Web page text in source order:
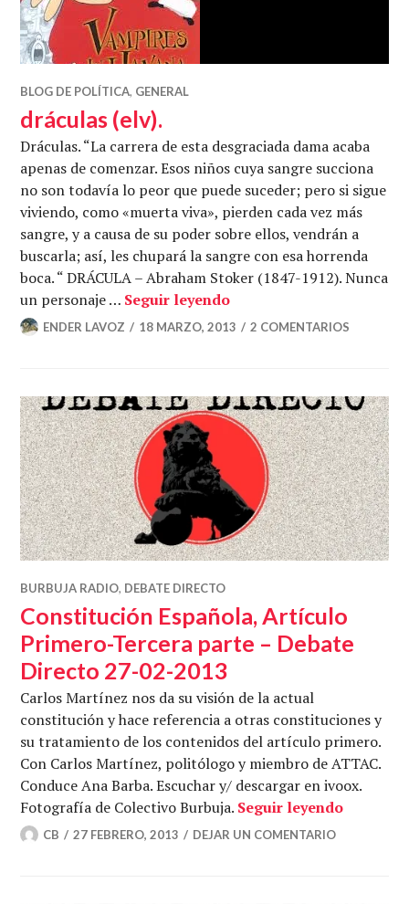
BLOG DE POLÍTICA, GENERAL
dráculas (elv).
Dráculas. “La carrera de esta desgraciada dama acaba
apenas de comenzar. Esos niños cuya sangre succiona
no son todavía lo peor que puede suceder; pero si sigue
viviendo, como «muerta viva», pierden cada vez más
sangre, y a causa de su poder sobre ellos, vendrán a
buscarla; así, les chupará la sangre con esa horrenda
boca. “ DRÁCULA – Abraham Stoker (1847-1912). Nunca
un personaje … Seguir leyendodráculas (elv).
ENDER LAVOZ 18 MARZO, 2013 2 COMENTARIOS
BURBUJA RADIO, DEBATE DIRECTO
Constitución Española, Artículo
Primero-Tercera parte – Debate
Directo 27-02-2013
Carlos Martínez nos da su visión de la actual
constitución y hace referencia a otras constituciones y
su tratamiento de los contenidos del artículo primero.
Con Carlos Martínez, politólogo y miembro de ATTAC.
Conduce Ana Barba. Escuchar y/ descargar en ivoox.
Fotografía de Colectivo Burbuja. Seguir leyendo
CB 27 FEBRERO, 2013 DEJAR UN COMENTARIO